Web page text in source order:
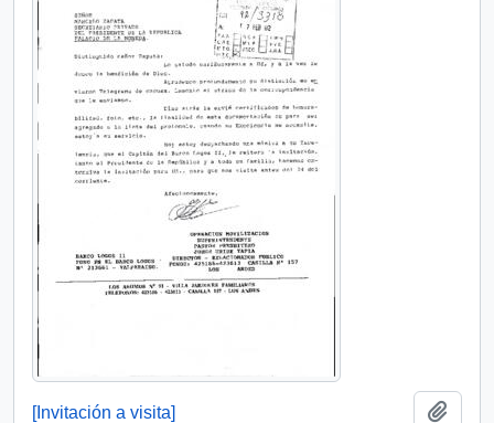
[Invitación a visita]